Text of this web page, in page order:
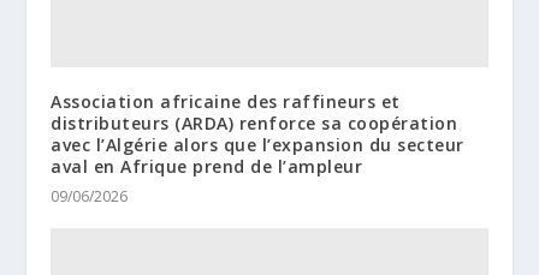
Association africaine des raffineurs et
distributeurs (ARDA) renforce sa coopération
avec l’Algérie alors que l’expansion du secteur
aval en Afrique prend de l’ampleur
09/06/2026